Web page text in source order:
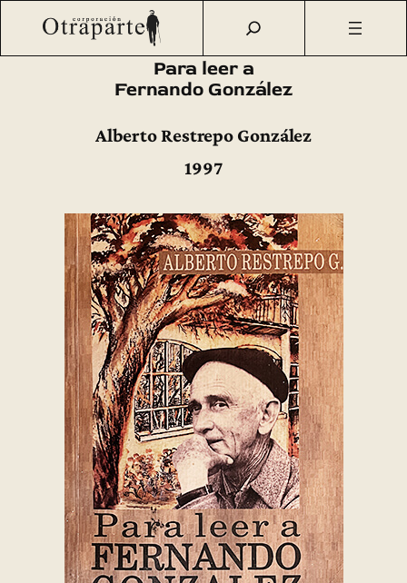
Saltar
Otraparte.org /Fernando González /Obra
Libros sobre
Fernando González
Para leer a
Fernando González
Alberto Restrepo González
1997